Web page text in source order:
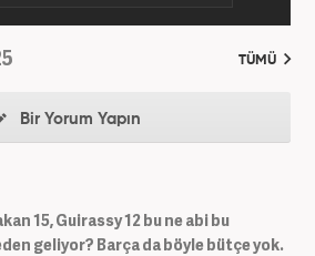
TÜMÜ
Bir Yorum Yapın
15, Guirassy 12 bu ne abi bu
geliyor? Barça da böyle bütçe yok.